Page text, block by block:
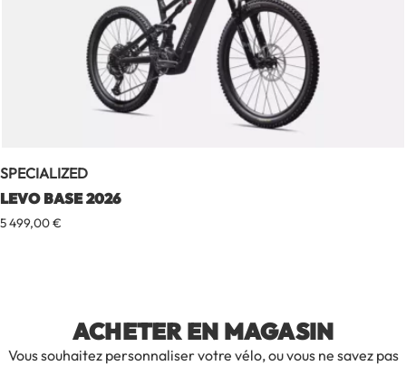
SPECIALIZED
LEVO BASE 2026
5 499,00€
ACHETER EN MAGASIN
Vous souhaitez personnaliser votre vélo, ou vous ne savez pas